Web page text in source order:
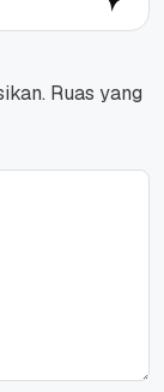
Ruas yang